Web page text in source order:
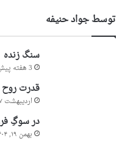
توسط جواد حنیفه
سنگ زنده
3 هفته پیش
قدرت
اردیبهشت ۲۷, ۱۴۰۵
در سوگِ
بهمن ۱۹, ۱۴۰۴